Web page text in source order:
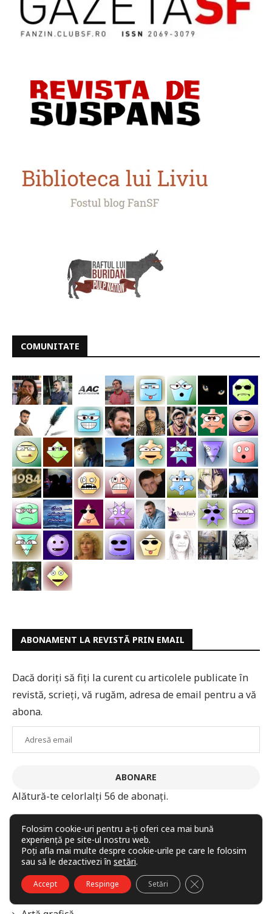
COMUNITATE
ABONAMENT LA REVISTĂ PRIN EMAIL
Dacă doriți să fiți la curent cu articolele publicate în
revistă, scrieți, vă rugăm, adresa de email pentru a vă
abona.
Adresă
ABONARE
Alătură-te celorlalți 56 de abonați.
RUBRICI
„Despre zei”, cu GP Ermin
Folosim cookie-uri pentru a-ți oferi cea mai bună
experiență pe site-ul nostru web.
Poți afla mai multe despre cookie-urile pe care le folosim
sau să le dezactivezi în setări.
Accept Respinge Setări CLOSE GDPR